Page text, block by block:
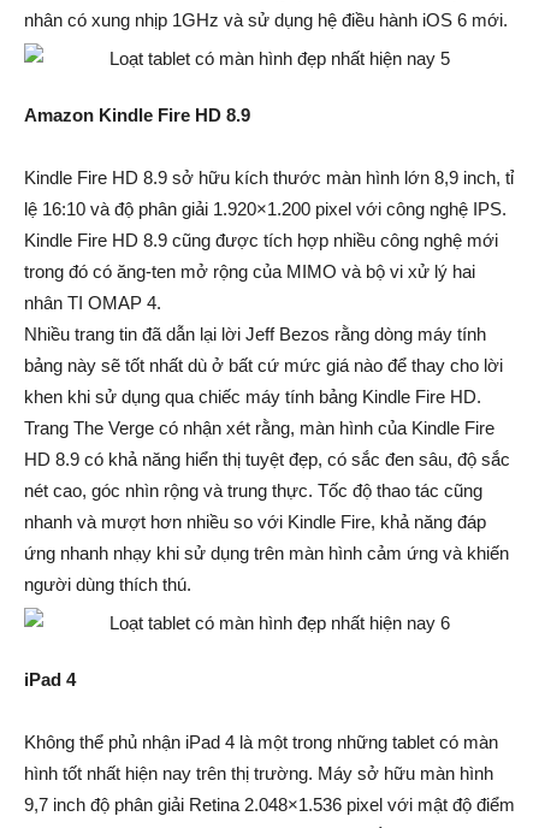
nhân có xung nhịp 1GHz và sử dụng hệ điều hành iOS 6 mới.
Amazon Kindle Fire HD 8.9
Kindle Fire HD 8.9 sở hữu kích thước màn hình lớn 8,9 inch, tỉ
lệ 16:10 và độ phân giải 1.920×1.200 pixel với công nghệ IPS.
Kindle Fire HD 8.9 cũng được tích hợp nhiều công nghệ mới
trong đó có ăng-ten mở rộng của MIMO và bộ vi xử lý hai
nhân TI OMAP 4.
Nhiều trang tin đã dẫn lại lời Jeff Bezos rằng dòng máy tính
bảng này sẽ tốt nhất dù ở bất cứ mức giá nào để thay cho lời
khen khi sử dụng qua chiếc máy tính bảng Kindle Fire HD.
Trang The Verge có nhận xét rằng, màn hình của Kindle Fire
HD 8.9 có khả năng hiển thị tuyệt đẹp, có sắc đen sâu, độ sắc
nét cao, góc nhìn rộng và trung thực. Tốc độ thao tác cũng
nhanh và mượt hơn nhiều so với Kindle Fire, khả năng đáp
ứng nhanh nhạy khi sử dụng trên màn hình cảm ứng và khiến
người dùng thích thú.
iPad 4
Không thể phủ nhận iPad 4 là một trong những tablet có màn
hình tốt nhất hiện nay trên thị trường. Máy sở hữu màn hình
9,7 inch độ phân giải Retina 2.048×1.536 pixel với mật độ điểm